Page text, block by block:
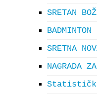
SRETAN
SRETNA
NAGRADA